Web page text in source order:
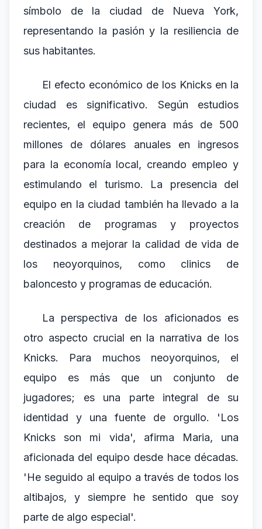
símbolo de la ciudad de Nueva York,
representando la pasión y la resiliencia de
sus habitantes.
El efecto económico de los Knicks en la
ciudad es significativo. Según estudios
recientes, el equipo genera más de 500
millones de dólares anuales en ingresos
para la economía local, creando empleo y
estimulando el turismo. La presencia del
equipo en la ciudad también ha llevado a la
creación de programas y proyectos
destinados a mejorar la calidad de vida de
los neoyorquinos, como clinics de
baloncesto y programas de educación.
La perspectiva de los aficionados es
otro aspecto crucial en la narrativa de los
Knicks. Para muchos neoyorquinos, el
equipo es más que un conjunto de
jugadores; es una parte integral de su
identidad y una fuente de orgullo. 'Los
Knicks son mi vida', afirma Maria, una
aficionada del equipo desde hace décadas.
'He seguido al equipo a través de todos los
altibajos, y siempre he sentido que soy
parte de algo especial'.